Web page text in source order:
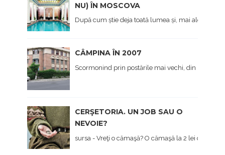
NU) ÎN MOSCOVA
După cum știe deja toată lumea și, mai ales cei
CÂMPINA ÎN 2007
Scormonind prin postările mai vechi, din prima
CERŞETORIA. UN JOB SAU O
NEVOIE?
sursa - Vreţi o cămaşă? O cămaşă la 2 lei dau... -